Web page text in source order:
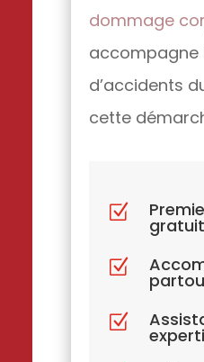
dommage
accompagne
d’accidents
cette
Z
gratuit
Z
Z